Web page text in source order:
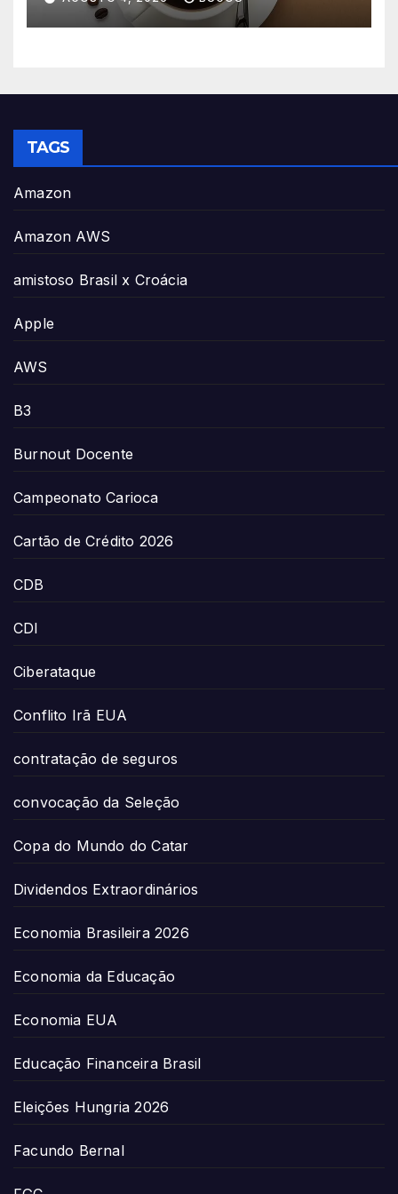
TAGS
Amazon
Amazon AWS
amistoso Brasil x Croácia
Apple
AWS
B3
Burnout Docente
Campeonato Carioca
Cartão de Crédito 2026
CDB
CDI
Ciberataque
Conflito Irã EUA
contratação de seguros
convocação da Seleção
Copa do Mundo do Catar
Dividendos Extraordinários
Economia Brasileira 2026
Economia da Educação
Economia EUA
Educação Financeira Brasil
Eleições Hungria 2026
Facundo Bernal